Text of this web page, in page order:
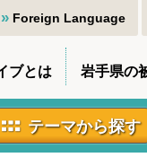
Foreign Language
ブとは 岩手県の
テーマから探す